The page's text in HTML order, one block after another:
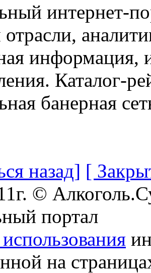
интернет-
информация,
Каталог-
банерная
назад] [
©
портал
на